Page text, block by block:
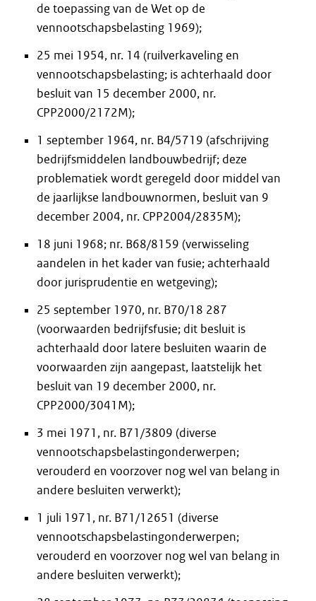
de toepassing van de Wet op de
vennootschapsbelasting 1969);
25 mei 1954, nr. 14 (ruilverkaveling en
vennootschapsbelasting; is achterhaald door
besluit van 15 december 2000, nr.
CPP2000/2172M);
1 september 1964, nr. B4/5719 (afschrijving
bedrijfsmiddelen landbouwbedrijf; deze
problematiek wordt geregeld door middel van
de jaarlijkse landbouwnormen, besluit van 9
december 2004, nr. CPP2004/2835M);
18 juni 1968; nr. B68/8159 (verwisseling
aandelen in het kader van fusie; achterhaald
door jurisprudentie en wetgeving);
25 september 1970, nr. B70/18 287
(voorwaarden bedrijfsfusie; dit besluit is
achterhaald door latere besluiten waarin de
voorwaarden zijn aangepast, laatstelijk het
besluit van 19 december 2000, nr.
CPP2000/3041M);
3 mei 1971, nr. B71/3809 (diverse
vennootschapsbelastingonderwerpen;
verouderd en voorzover nog wel van belang in
andere besluiten verwerkt);
1 juli 1971, nr. B71/12651 (diverse
vennootschapsbelastingonderwerpen;
verouderd en voorzover nog wel van belang in
andere besluiten verwerkt);